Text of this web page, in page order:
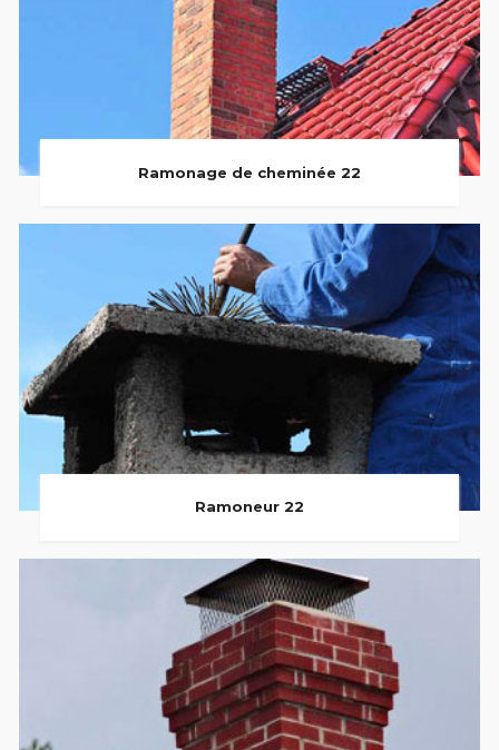
Ramonage de cheminée 22
Ramoneur 22